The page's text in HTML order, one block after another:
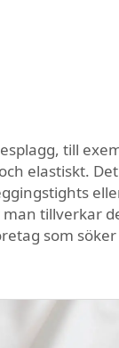
till
elastiskt.
tillverkar
som